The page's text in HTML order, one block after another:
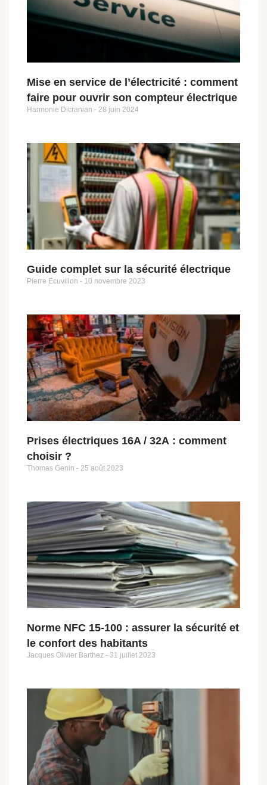
Mise en service de l’électricité : comment
faire pour ouvrir son compteur électrique
Harmonie Dicranian 28 juin 2024
Guide complet sur la sécurité électrique
Pierre Ecuvillon 10 novembre 2023
Prises électriques 16A / 32A : comment
choisir ?
Thomas Genin 25 août 2023
Norme NFC 15-100 : assurer la sécurité et
le confort des habitants
Jacques Olivier Barthez 31 juillet 2023